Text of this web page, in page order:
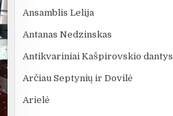
Ansamblis Lelija
Antanas Nedzinskas
Antikvariniai Kašpirovskio dantys
Arčiau Septynių ir Dovilė
Arielė